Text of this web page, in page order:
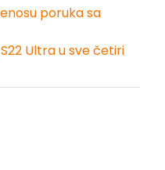
poruka sa
Ultra u sve četiri